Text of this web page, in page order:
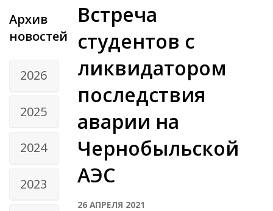
Архив
новостей
2026
2025
2024
2023
Встреча
студентов с
ликвидатором
последствия
аварии на
Чернобыльской
АЭС
26 АПРЕЛЯ 2021